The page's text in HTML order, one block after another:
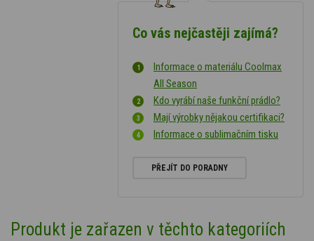
Co vás nejčastěji zajímá?
Informace o materiálu Coolmax
All Season
Kdo vyrábí naše funkční prádlo?
Mají výrobky nějakou certifikaci?
Informace o sublimačním tisku
PŘEJÍT DO PORADNY
Produkt je zařazen v těchto kategoriích